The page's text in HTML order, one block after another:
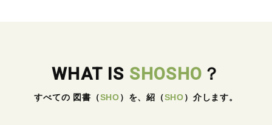
WHAT IS SHOSHO ？
すべての 図書 （SHO） を、紹 （SHO） 介します。